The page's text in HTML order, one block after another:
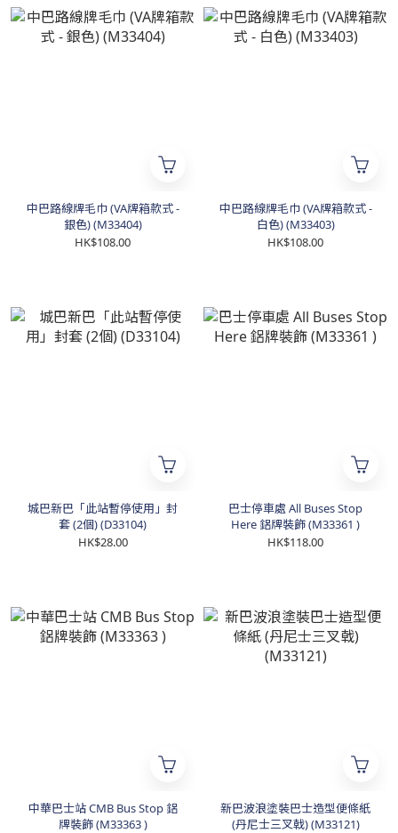
中巴路線牌毛巾 (VA牌箱款式 -
銀色) (M33404)
HK$108.00
中巴路線牌毛巾 (VA牌箱款式 -
白色) (M33403)
HK$108.00
城巴新巴「此站暫停使用」封
套 (2個) (D33104)
HK$28.00
巴士停車處 All Buses Stop
Here 鋁牌裝飾 (M33361 )
HK$118.00
中華巴士站 CMB Bus Stop 鋁
牌裝飾 (M33363 )
新巴波浪塗裝巴士造型便條紙
(丹尼士三叉戟) (M33121)